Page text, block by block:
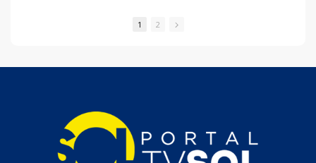
façam sentido para os dois.
1 2